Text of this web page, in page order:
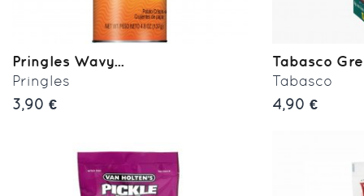
Pringles Wavy...
Pringles
3,90 €
Tabasco
Tabasco
4,90 €